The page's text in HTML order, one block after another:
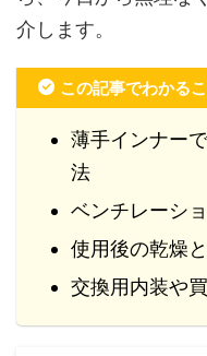
介します。
この記事でわかる
薄手インナー
法
ベンチレーシ
使用後の乾燥
交換用内装や